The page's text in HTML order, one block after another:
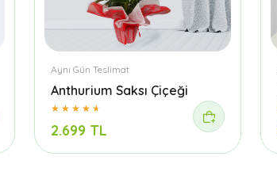
Aynı Gün Teslimat
Anthurium Saksı Çiçeği
2.699 TL